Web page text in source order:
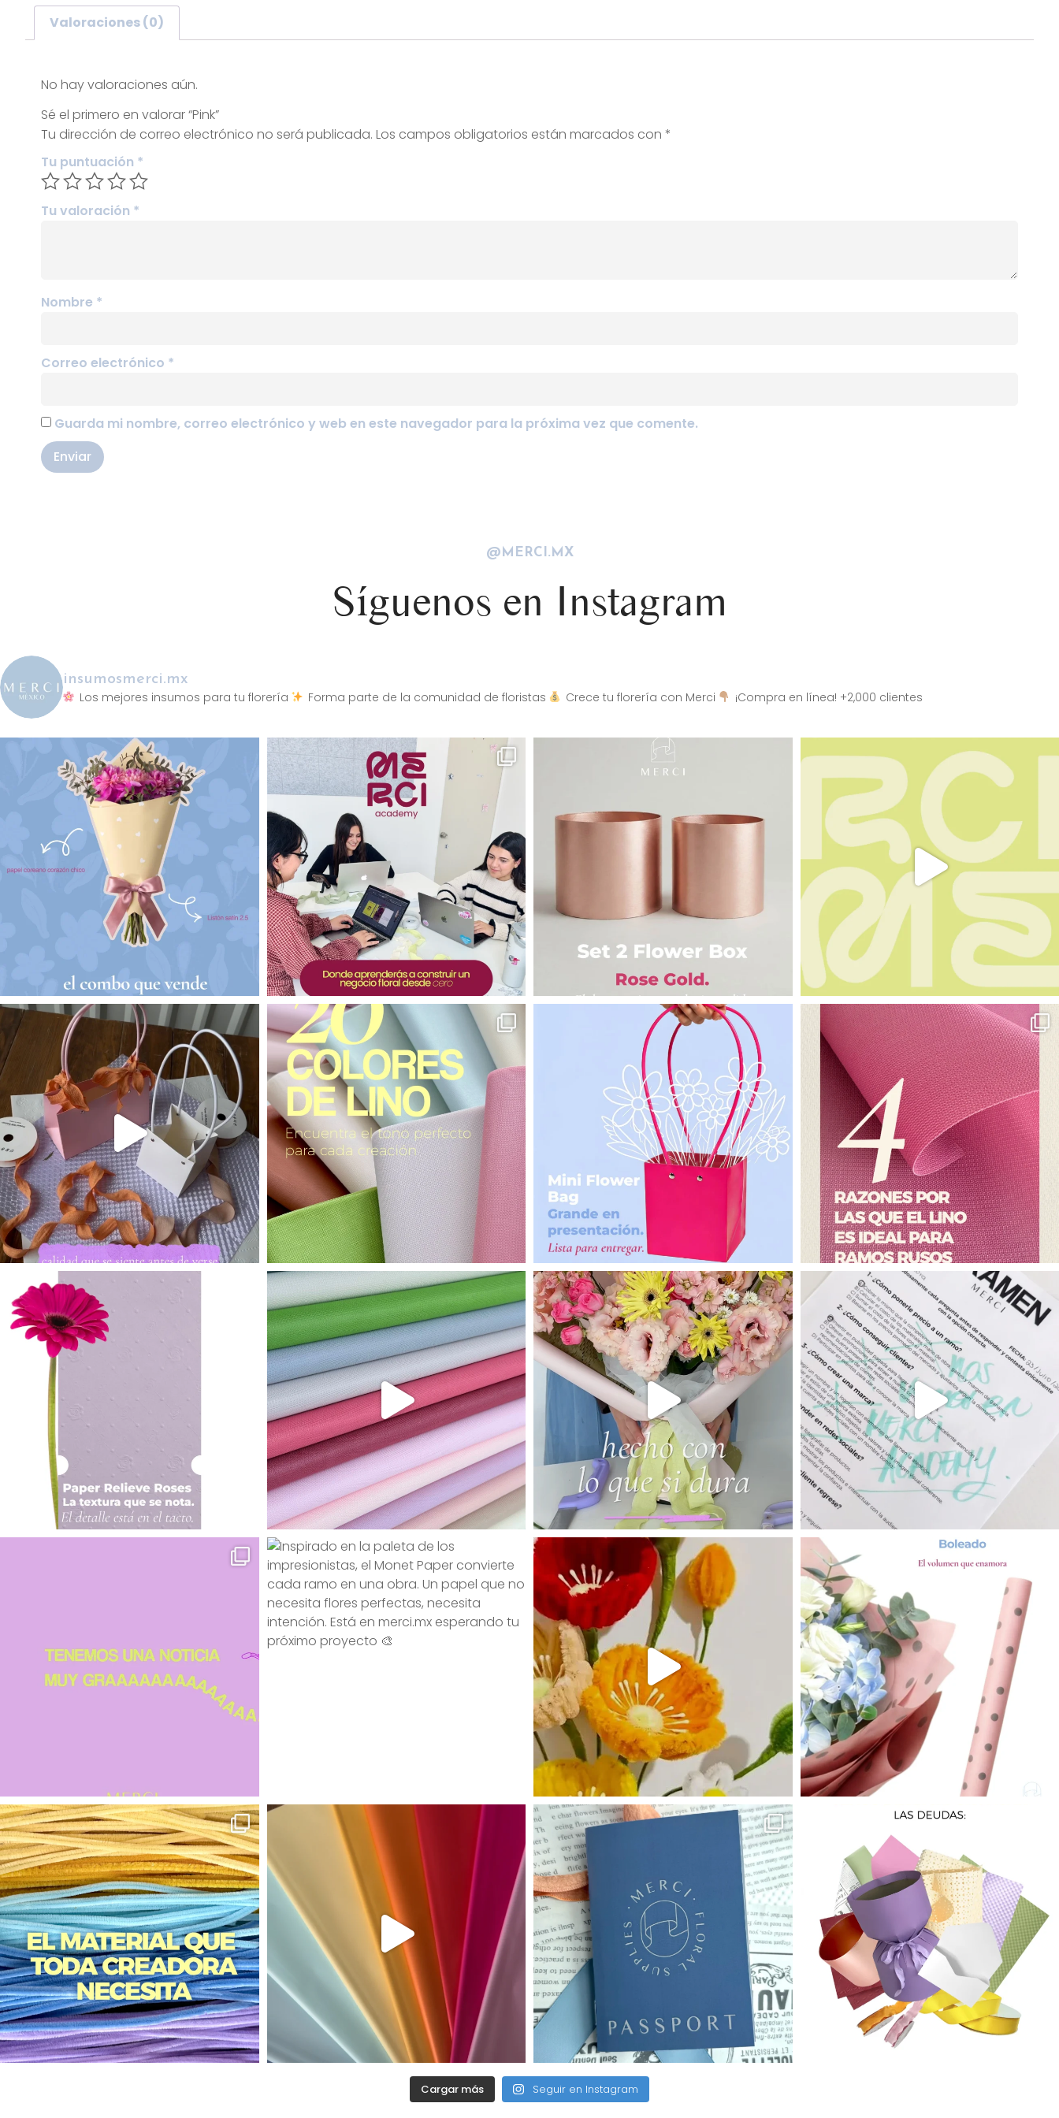
Valoraciones (0)
No hay valoraciones aún.
Sé el primero en valorar “Pink”
Tu dirección de correo electrónico no será publicada. Los campos obligatorios están marcados con *
Tu puntuación *
Tu valoración *
Nombre *
Correo electrónico *
Guarda mi nombre, correo electrónico y web en este navegador para la próxima vez que comente.
@MERCI.MX
Síguenos en Instagram
insumosmerci.mx
Los mejores insumos para tu florería
Forma parte de la comunidad de floristas Crece tu florería con Merci ¡Compra en línea! +2,000 clientes
Cargar más Seguir en Instagram